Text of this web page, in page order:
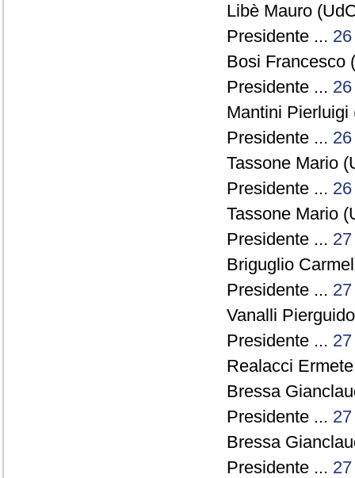
Libè Mauro
Presidente ... 26
Bosi Francesco
Presidente ... 26
Mantini
Presidente ... 26
Tassone Mario
Presidente ... 26
Tassone Mario
Presidente ... 27
Briguglio
Presidente ... 27
Vanalli
Presidente ... 27
Realacci
Bressa
Presidente ... 27
Bressa
Presidente ... 27